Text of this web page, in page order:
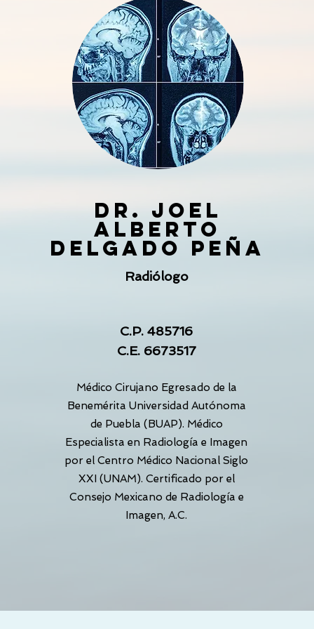
Dr. JOel
Alberto
Delgado Peña
Radiólogo
C.P. 485716
C.E. 6673517
Médico Cirujano Egresado de la
Benemérita Universidad Autónoma
de Puebla (BUAP). Médico
Especialista en Radiología e Imagen
por el Centro Médico Nacional Siglo
XXI (UNAM). Certificado por el
Consejo Mexicano de Radiología e
Imagen, A.C.